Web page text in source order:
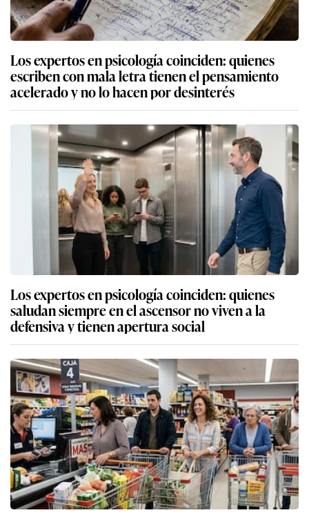
Los expertos en psicología coinciden: quienes
escriben con mala letra tienen el pensamiento
acelerado y no lo hacen por desinterés
Los expertos en psicología coinciden: quienes
saludan siempre en el ascensor no viven a la
defensiva y tienen apertura social